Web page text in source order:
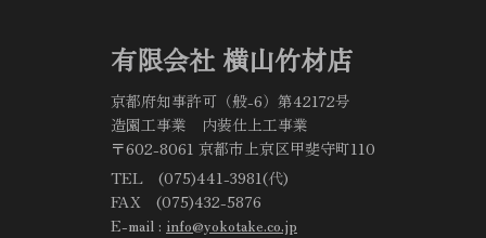
有限会社 横山竹材店
京都府知事許可（般-6）第42172号
造園工事業 内装仕上工事業
〒602-8061 京都市上京区甲斐守町110
TEL (075)441-3981(代)
FAX (075)432-5876
E-mail : info@yokotake.co.jp